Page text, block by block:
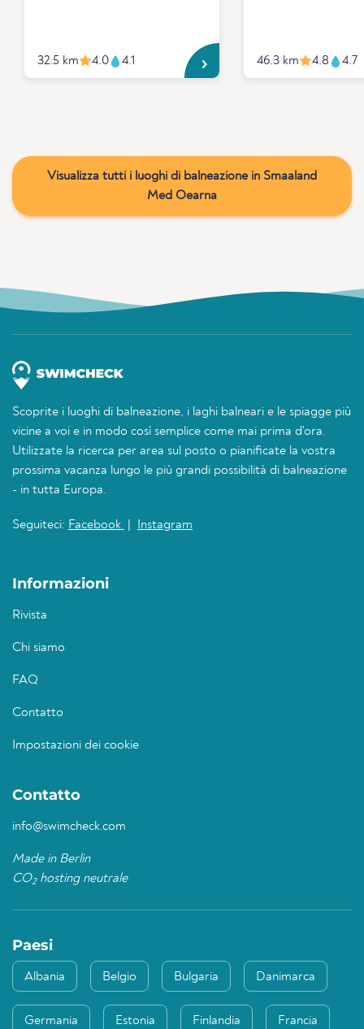
32.5 km 4.0 4.1 46.3 km 4.8 4.7
Visualizza tutti i luoghi di balneazione in Smaaland
Med Oearna
Scoprite i luoghi di balneazione, i laghi balneari e le spiagge più
vicine a voi e in modo così semplice come mai prima d'ora.
Utilizzate la ricerca per area sul posto o pianificate la vostra
prossima vacanza lungo le più grandi possibilità di balneazione
- in tutta Europa.
Seguiteci: Facebook Instagram
Informazioni
Rivista
Chi siamo
FAQ
Contatto
Impostazioni dei cookie
Contatto
info@swimcheck.com
Made in Berlin
CO2hosting neutrale
Paesi
Albania Belgio Bulgaria Danimarca
Germania Estonia Finlandia Francia